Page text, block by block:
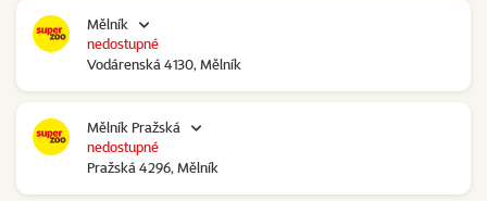
Mělník
Vodárenská 4130, Mělník
nedostupné
Mělník Pražská
Pražská 4296, Mělník
nedostupné